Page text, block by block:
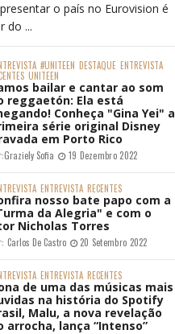
o país no Eurovision é
do ...
#UNITEEN DESTAQUE ENTREVISTA
UNITEEN
bailar e cantar ao som
reggaetón: Ela está
Conheça "Gina Yei" a
série original Disney
em Porto Rico
Graziely Sofia 19 Dezembro 2022
ENTREVISTA RECENTES
nosso bate papo com a
da Alegria" e com o
Nicholas Torres
Carlos De Castro 20 Setembro 2022
ENTREVISTA RECENTES
de uma das músicas mais
na história do Spotify
Malu, a nova revelação
arrocha, lança “Intenso”